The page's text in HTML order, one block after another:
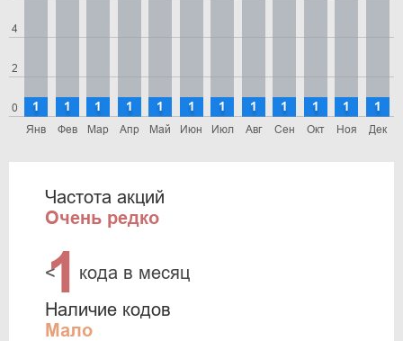
0
2
4
Янв
1
Фев
1
Мар
1
Апр
1
Май
1
Июн
1
Июл
1
Авг
1
Сен
1
Окт
1
Ноя
1
Дек
1
Частота акций
Очень редко
<
1 кода в месяц
Наличие кодов
Мало